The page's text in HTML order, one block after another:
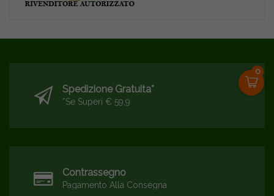
0
Spedizione Gratuita*
*se Superi € 59,9
Contrassegno
Pagamento Alla Consegna